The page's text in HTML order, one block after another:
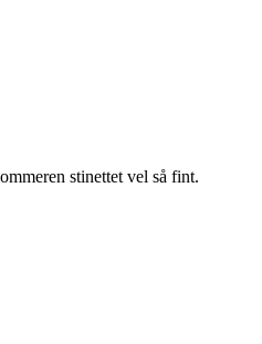
stinettet vel så fint.